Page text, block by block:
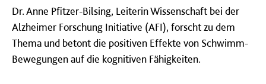
Dr. Anne Pfitzer-Bilsing, Leiterin Wissenschaft bei der
Alzheimer Forschung Initiative (AFI), forscht zu dem
Thema und betont die positiven Effekte von Schwimm-
Bewegungen auf die kognitiven Fähigkeiten.